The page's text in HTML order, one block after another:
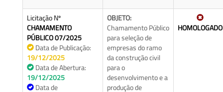
Licitação Nº
CHAMAMENTO
PÚBLICO 07/2025
Data de Publicação:
19/12/2025
Data de Abertura:
19/12/2025
Data de
OBJETO:
Chamamento Público
para seleção de
empresas do ramo
da construção civil
para o
desenvolvimento e a
produção de
HOMOLOGADO